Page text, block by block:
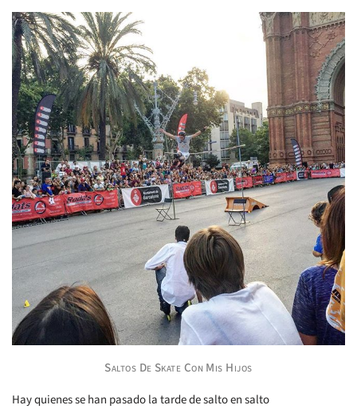
Saltos De Skate Con Mis Hijos
Hay quienes se han pasado la tarde de salto en salto